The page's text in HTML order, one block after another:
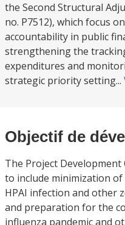
the Second Structural
no. P7512), which focus
accountability in public
strengthening the
expenditures and
strategic priority setting...
Objectif de
The Project Development
to include minimization
HPAI infection and other
and preparation for the
influenza pandemic and